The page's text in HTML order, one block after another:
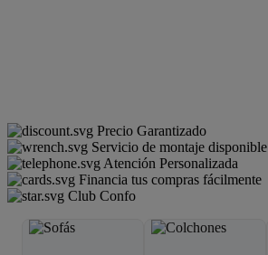
Precio Garantizado
Servicio de montaje disponible
Atención Personalizada
Financia tus compras fácilmente
Club Confo